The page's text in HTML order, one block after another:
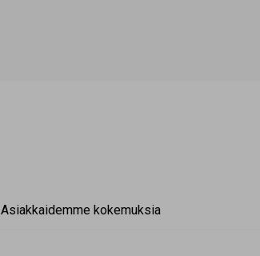
Asiakkaidemme kokemuksia